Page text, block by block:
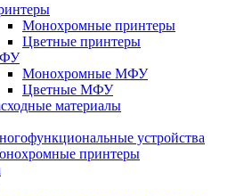
Монохромные принтеры
Цветные принтеры
Монохромные МФУ
Цветные МФУ
материалы
устройства
принтеры